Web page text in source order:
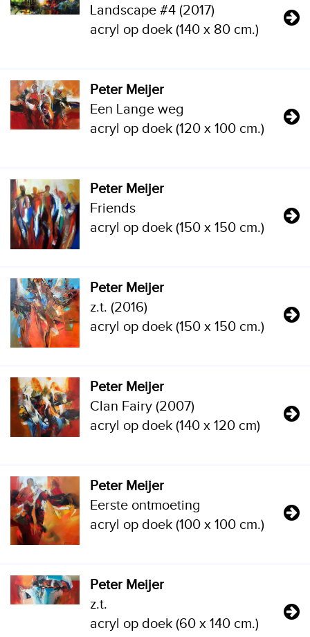
Landscape #4 (2017)
acryl op doek (140 x 80 cm.)
Peter Meijer
Een Lange weg
acryl op doek (120 x 100 cm.)
Peter Meijer
Friends
acryl op doek (150 x 150 cm.)
Peter Meijer
z.t. (2016)
acryl op doek (150 x 150 cm.)
Peter Meijer
Clan Fairy (2007)
acryl op doek (140 x 120 cm)
Peter Meijer
Eerste ontmoeting
acryl op doek (100 x 100 cm.)
Peter Meijer
z.t.
acryl op doek (60 x 140 cm.)